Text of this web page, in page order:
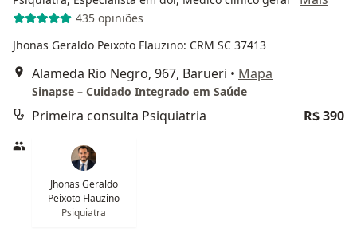
435 opiniões
Jhonas Geraldo Peixoto Flauzino: CRM SC 37413
Alameda Rio Negro, 967, Barueri • Mapa
Sinapse – Cuidado Integrado em Saúde
Primeira consulta Psiquiatria R$ 390
Jhonas Geraldo
Peixoto Flauzino
Psiquiatra